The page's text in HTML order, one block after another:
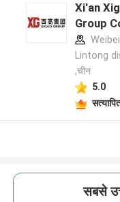
Xi'an
Group
Lintong
,चीन
5.0
सबसे